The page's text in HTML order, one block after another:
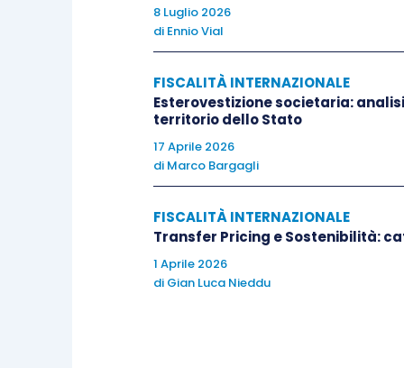
Di conseguenza, pertanto,
straordinaria ed eccezionale della
considerazione al fine di stabilire, per
singoli trattati, con particolare
8 Luglio 2026
di Ennio Vial
FISCALITÀ INTERNAZIONALE
Esterovestizione societaria:
territorio dello Stato
17 Aprile 2026
di Marco Bargagli
FISCALITÀ INTERNAZIONALE
Transfer Pricing e Sostenibilità:
1 Aprile 2026
di Gian Luca Nieddu